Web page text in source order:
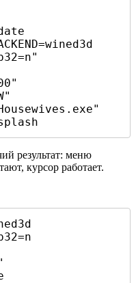
результат: меню
курсор работает.